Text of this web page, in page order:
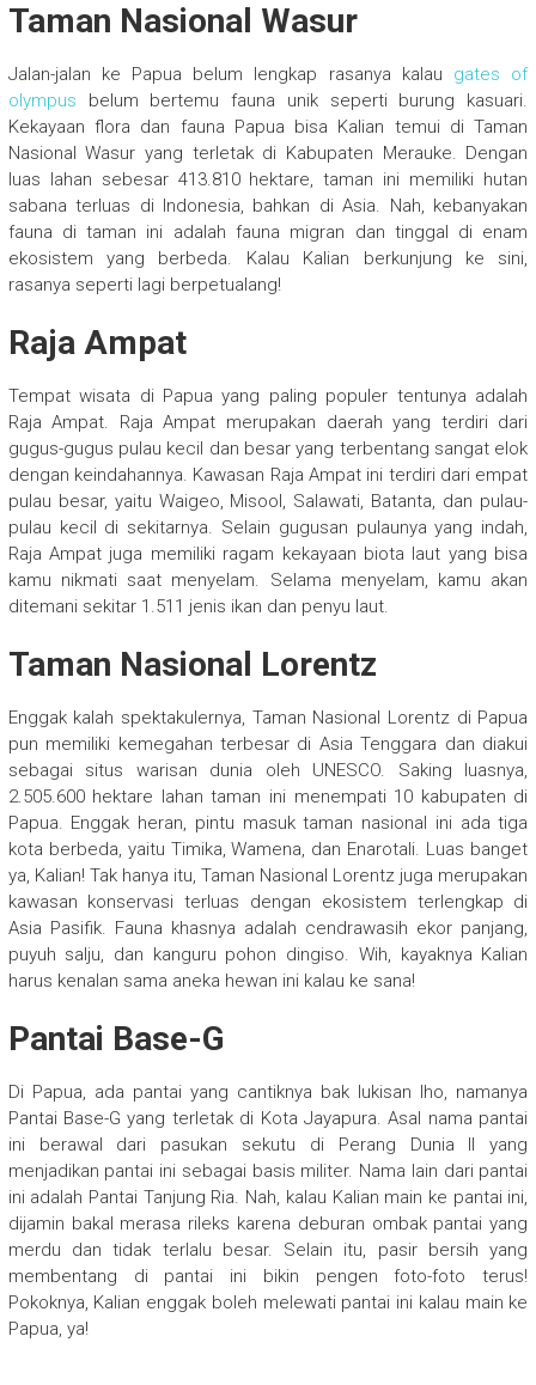
Taman Nasional Wasur
Jalan-jalan ke Papua belum lengkap rasanya kalau gates of
olympus belum bertemu fauna unik seperti burung kasuari.
Kekayaan flora dan fauna Papua bisa Kalian temui di Taman
Nasional Wasur yang terletak di Kabupaten Merauke. Dengan
luas lahan sebesar 413.810 hektare, taman ini memiliki hutan
sabana terluas di Indonesia, bahkan di Asia. Nah, kebanyakan
fauna di taman ini adalah fauna migran dan tinggal di enam
ekosistem yang berbeda. Kalau Kalian berkunjung ke sini,
rasanya seperti lagi berpetualang!
Raja Ampat
Tempat wisata di Papua yang paling populer tentunya adalah
Raja Ampat. Raja Ampat merupakan daerah yang terdiri dari
gugus-gugus pulau kecil dan besar yang terbentang sangat elok
dengan keindahannya. Kawasan Raja Ampat ini terdiri dari empat
pulau besar, yaitu Waigeo, Misool, Salawati, Batanta, dan pulau-
pulau kecil di sekitarnya. Selain gugusan pulaunya yang indah,
Raja Ampat juga memiliki ragam kekayaan biota laut yang bisa
kamu nikmati saat menyelam. Selama menyelam, kamu akan
ditemani sekitar 1.511 jenis ikan dan penyu laut.
Taman Nasional Lorentz
Enggak kalah spektakulernya, Taman Nasional Lorentz di Papua
pun memiliki kemegahan terbesar di Asia Tenggara dan diakui
sebagai situs warisan dunia oleh UNESCO. Saking luasnya,
2.505.600 hektare lahan taman ini menempati 10 kabupaten di
Papua. Enggak heran, pintu masuk taman nasional ini ada tiga
kota berbeda, yaitu Timika, Wamena, dan Enarotali. Luas banget
ya, Kalian! Tak hanya itu, Taman Nasional Lorentz juga merupakan
kawasan konservasi terluas dengan ekosistem terlengkap di
Asia Pasifik. Fauna khasnya adalah cendrawasih ekor panjang,
puyuh salju, dan kanguru pohon dingiso. Wih, kayaknya Kalian
harus kenalan sama aneka hewan ini kalau ke sana!
Pantai Base-G
Di Papua, ada pantai yang cantiknya bak lukisan lho, namanya
Pantai Base-G yang terletak di Kota Jayapura. Asal nama pantai
ini berawal dari pasukan sekutu di Perang Dunia II yang
menjadikan pantai ini sebagai basis militer. Nama lain dari pantai
ini adalah Pantai Tanjung Ria. Nah, kalau Kalian main ke pantai ini,
dijamin bakal merasa rileks karena deburan ombak pantai yang
merdu dan tidak terlalu besar. Selain itu, pasir bersih yang
membentang di pantai ini bikin pengen foto-foto terus!
Pokoknya, Kalian enggak boleh melewati pantai ini kalau main ke
Papua, ya!